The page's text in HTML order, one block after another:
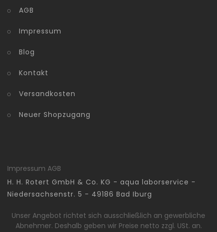
AGB
Impressum
Blog
Kontakt
Versandkosten
Neuer Shopzugang
Impressum AGB
H. H. Rotert GmbH & Co. KG - aqua laborservice -
Niedersachsenstr. 5 - 49186 Bad Iburg
Unser Angebot richtet sich ausschließlich an gewerbliche
Abnehmer. Deshalb geben wir Preise netto zzgl. USt. an.